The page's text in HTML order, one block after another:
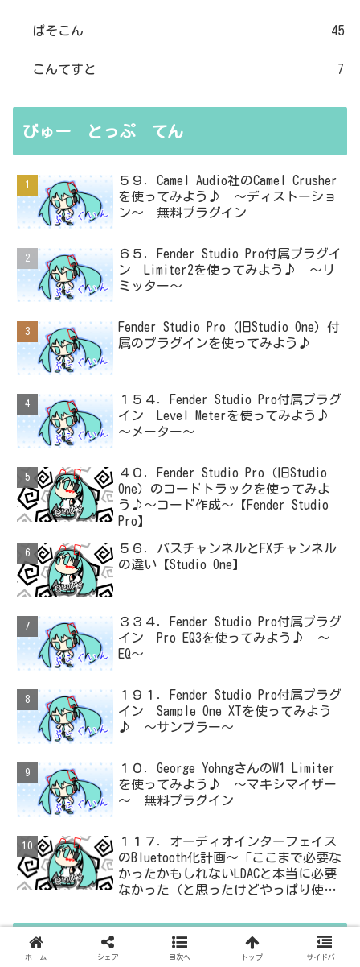
ぱそこん 45
こんてすと 7
びゅー とっぷ てん
５９．Camel Audio社のCamel Crusher
を使ってみよう♪ ～ディストーショ
ン～ 無料プラグイン
６５．Fender Studio Pro付属プラグイ
ン Limiter2を使ってみよう♪ ～リ
ミッター～
Fender Studio Pro（旧Studio One）付
属のプラグインを使ってみよう♪
１５４．Fender Studio Pro付属プラグ
イン Level Meterを使ってみよう♪
～メーター～
４０．Fender Studio Pro（旧Studio
One）のコードトラックを使ってみよ
う♪～コード作成～【Fender Studio
Pro】
５６．バスチャンネルとFXチャンネル
の違い【Studio One】
３３４．Fender Studio Pro付属プラグ
イン Pro EQ3を使ってみよう♪ ～
EQ～
１９１．Fender Studio Pro付属プラグ
イン Sample One XTを使ってみよう
♪ ～サンプラー～
１０．George YohngさんのW1 Limiter
を使ってみよう♪ ～マキシマイザー
～ 無料プラグイン
１１７．オーディオインターフェイス
のBluetooth化計画～「ここまで必要な
かったかもしれないLDACと本当に必要
なかった（と思ったけどやっぱり使っ
無駄を重ねた結論はシンプルだった
こめんと
ホーム シェア 目次へ トップ サイドバー